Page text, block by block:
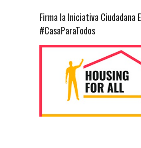
Firma la Iniciativa Ciudadana
#CasaParaTodos